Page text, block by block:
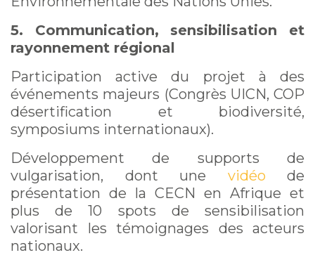
5. Communication, sensibilisation et
rayonnement régional
Participation active du projet à des
événements majeurs (Congrès UICN, COP
désertification et biodiversité,
symposiums internationaux).
Développement de supports de
vulgarisation, dont une vidéo de
présentation de la CECN en Afrique et
plus de 10 spots de sensibilisation
valorisant les témoignages des acteurs
nationaux.